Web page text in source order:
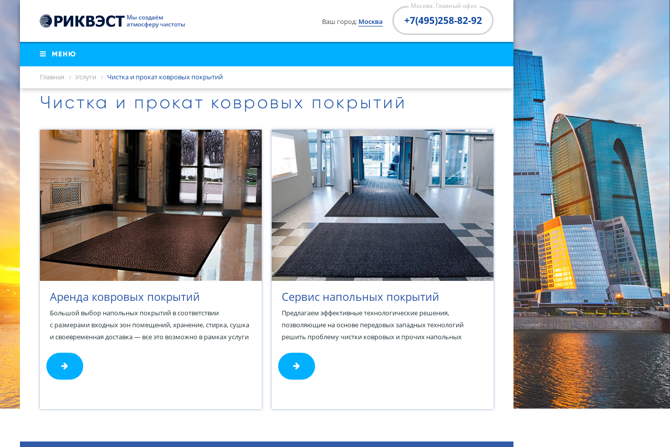
Мы создаём
атмосферу чистоты
Ваш город: Москва
Москва. Главный офис
+7(495)258-82-92
МЕНЮ
Красноярск
Новороссийск
Чита
Главная Услуги Чистка и прокат ковровых покрытий
Чистка и прокат ковровых покрытий
Аренда ковровых покрытий
Большой выбор напольных покрытий в соответствии
с размерами входных зон помещений, хранение, стирка, сушка
и своевременная доставка — все это возможно в рамках услуги
Сервис напольных покрытий
Предлагаем эффективные технологические решения,
позволяющие на основе передовых западных технологий
решить проблему чистки ковровых и прочих напольных